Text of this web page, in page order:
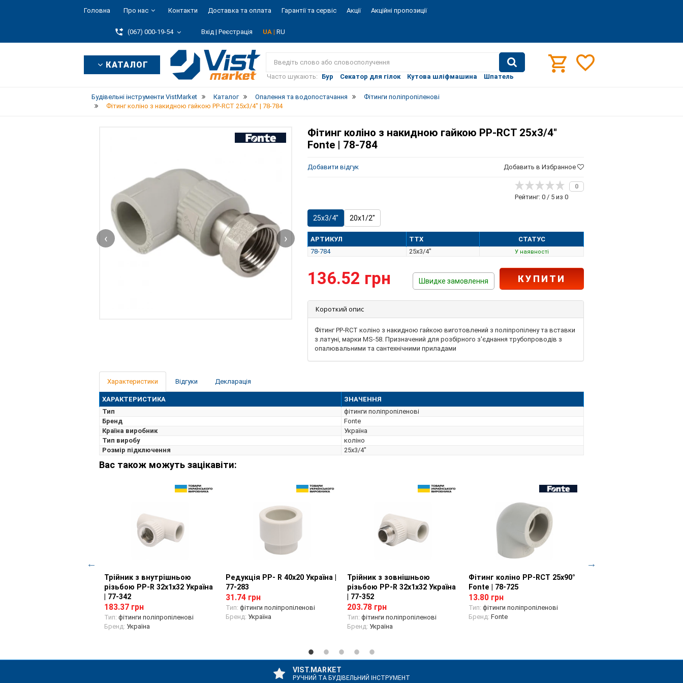
Головна Про нас Контакти Доставка та оплата Гарантії та сервіс Акції Акційні пропозиції
(067) 000-19-54 Вхід | Реєстрація UA | RU
КАТАЛОГ
market
Часто шукають: Бур Секатор для гілок Кутова шліфмашина Шпатель
Будівельні інструменти VistMarket Каталог Опалення та водопостачання
Фітинги поліпропіленові
Фітинг коліно з накидною гайкою PP-RCT 25х3/4" | 78-784
‹ ›
Фітинг коліно з накидною гайкою PP-RCT 25х3/4"
Fonte | 78-784
Добавити відгук Добавить в Избранное
0
Рейтинг: 0 / 5 из 0
25х3/4" 20х1/2"
АРТИКУЛ ТТХ
СТАТУС
78-784
25х3/4" У наявності
136.52 грн Швидке замовлення КУПИТИ
Короткий опис
Фітинг PP-RCT коліно з накидною гайкою виготовлений з поліпропілену та вставки
з латуні, марки MS-58. Призначений для розбірного з'єднання трубопроводів з
опалювальними та сантехнічними приладами
Характеристики Відгуки Декларація
ХАРАКТЕРИСТИКА
ЗНАЧЕННЯ
Тип
фітинги поліпропіленові
Бренд
Fonte
Країна виробник
Україна
Тип виробу
коліно
Розмір підключення
25х3/4"
Вас також можуть зацікавіти:
Перегляд товару
Трійник з внутрішньою
різьбою PP-R 32х1х32 Україна
| 77-342
183.37 грн
Тип: фітинги поліпропіленові
Бренд: Україна
Перегляд товару
Редукція PP- R 40х20 Україна |
77-283
31.74 грн
Тип: фітинги поліпропіленові
Бренд: Україна
Перегляд товару
Трійник з зовнішньою
різьбою PP-R 32х1х32 Україна
| 77-352
203.78 грн
Тип: фітинги поліпропіленові
Бренд: Україна
Перегляд товару
Фітинг коліно PP-RCT 25х90°
Fonte | 78-725
13.80 грн
Тип: фітинги поліпропіленові
Бренд: Fonte
VIST.MARKET
РУЧНИЙ ТА БУДІВЕЛЬНИЙ ІНСТРУМЕНТ